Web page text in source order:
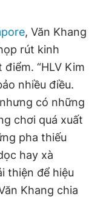
, Văn Khang
rút kinh
“HLV Kim
nhiều điều.
có những
chơi quá xuất
pha thiếu
hay xà
thiện để hiệu
Khang chia